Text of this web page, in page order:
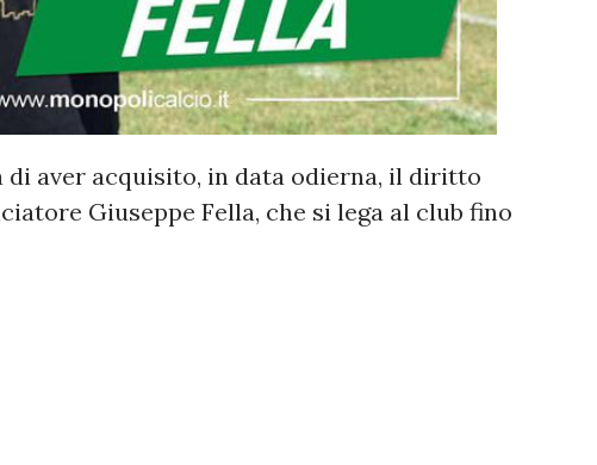
di aver acquisito, in data odierna, il diritto
Giuseppe Fella, che si lega al club fino